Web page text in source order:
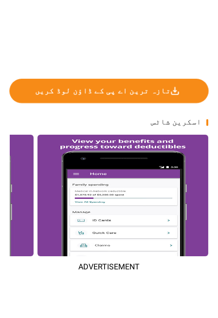
تازہ ترین اے پی کے ڈاؤن لوڈ کریں
اسکرین شاٹس
ADVERTISEMENT